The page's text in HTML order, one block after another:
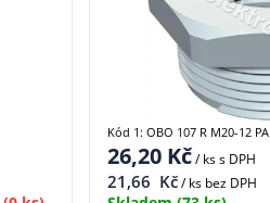
26,20Kč/ kss DPH
21,66 Kč/ ks bez DPH
Kód 1: OBO 107 R M20-12 PA